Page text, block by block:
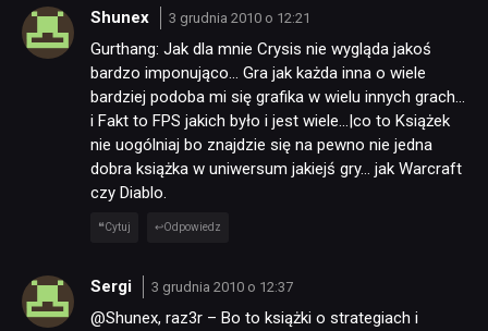
Shunex 3 grudnia 2010 o 12:21
Gurthang: Jak dla mnie Crysis nie wygląda jakoś
bardzo imponująco… Gra jak każda inna o wiele
bardziej podoba mi się grafika w wielu innych grach…
i Fakt to FPS jakich było i jest wiele…|co to Książek
nie uogólniaj bo znajdzie się na pewno nie jedna
dobra książka w uniwersum jakiejś gry… jak Warcraft
czy Diablo.
Cytuj Odpowiedz
Sergi 3 grudnia 2010 o 12:37
@Shunex, raz3r – Bo to książki o strategiach i